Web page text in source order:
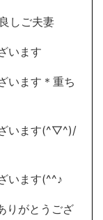
しご夫妻
います
います＊重ち
います(^▽^)/
います(^^♪
りがとうござ